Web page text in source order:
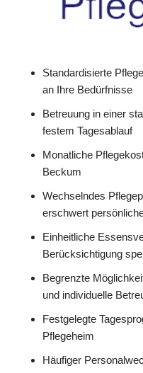
Standardisierte
an Ihre Bedürfnisse
Betreuung in einer
festem Tagesablauf
Monatliche
Beckum
Wechselndes
erschwert
Einheitliche
Berücksichtigung
Begrenzte
und individuelle
Festgelegte
Pflegeheim
Häufiger